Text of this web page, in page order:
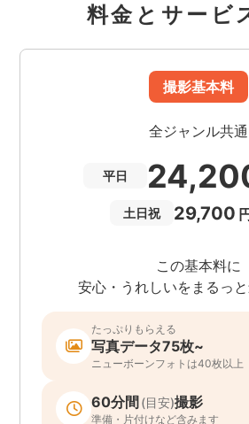
料金とサービ
撮影基本料
全ジャンル共通
平日
土日祝 29,700
この基本料に
安心・うれしいをまるっ
たっぷりもらえる
写真データ75枚~
ニューボーンフォトは40枚以上
60分間 (目安)撮影
準備・片付けなど含みます